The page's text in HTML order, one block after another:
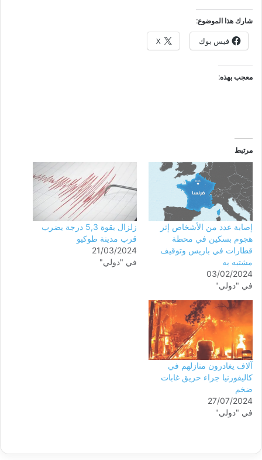
شارك هذا الموضوع:
فيس بوك X
معجب بهذه:
مرتبط
إصابة عدد من الأشخاص إثر
هجوم بسكين في محطة
قطارات في باريس وتوقيف
مشتبه به
03/02/2024
في "دولي"
زلزال بقوة 5,3 درجة يضرب
قرب مدينة طوكيو
21/03/2024
في "دولي"
آلاف يغادرون منازلهم في
كاليفورنيا جراء حريق غابات
ضخم
27/07/2024
في "دولي"